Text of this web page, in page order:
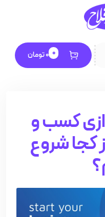
0
0تومان
کسب و
کجا شروع